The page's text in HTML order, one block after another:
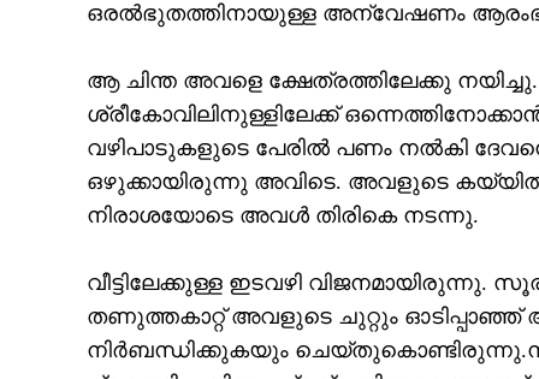
ഒരല്‍ഭുതത്തിനായുള്ള അന്വേഷണം
ആ ചിന്ത അവളെ ക്ഷേത്രത്തിലേക്കു
ശ്രീകോവിലിനുള്ളിലേക്ക്
വഴിപാടുകളുടെ പേരില്‍ പണം നല്‍കി
ഒഴുക്കായിരുന്നു അവിടെ. അവളുടെ
നിരാശയോടെ അവള്‍ തിരികെ നടന്നു.
വീട്ടിലേക്കുള്ള ഇടവഴി
തണുത്തകാറ്റ് അവളുടെ ചുറ്റും ഓടിപ്പാഞ്ഞ്
നിര്‍ബന്ധിക്കുകയും